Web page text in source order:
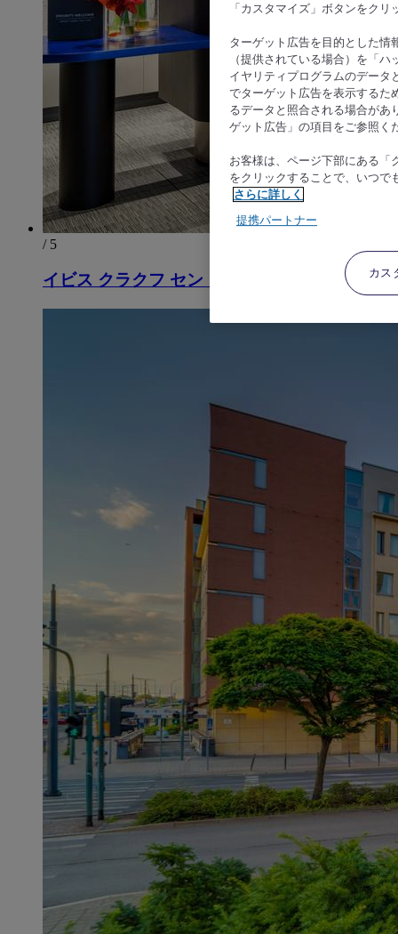
/ 5
イビス クラクフ セントラム
「カスタマイズ」ボタンをク
ターゲット広告を目的とした情
（提供されている場合）を「
イヤリティプログラムのデータ
でターゲット広告を表示するた
るデータと照合される場合があ
ゲット広告」の項目をご参照く
お客様は、ページ下部にある「
をクリックすることで、いつで
さらに詳しく
提携パートナー
カス